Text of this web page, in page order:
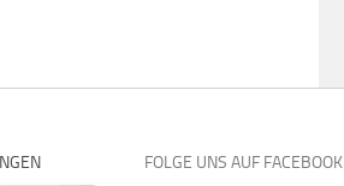
FOLGE UNS AUF FACEBOOK